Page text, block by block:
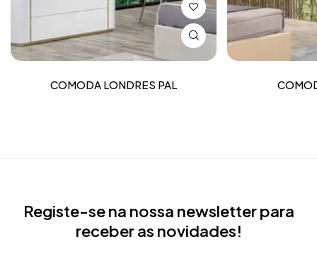
COMODA LONDRES PAL
Registe-se na nossa newsletter para
receber as novidades!